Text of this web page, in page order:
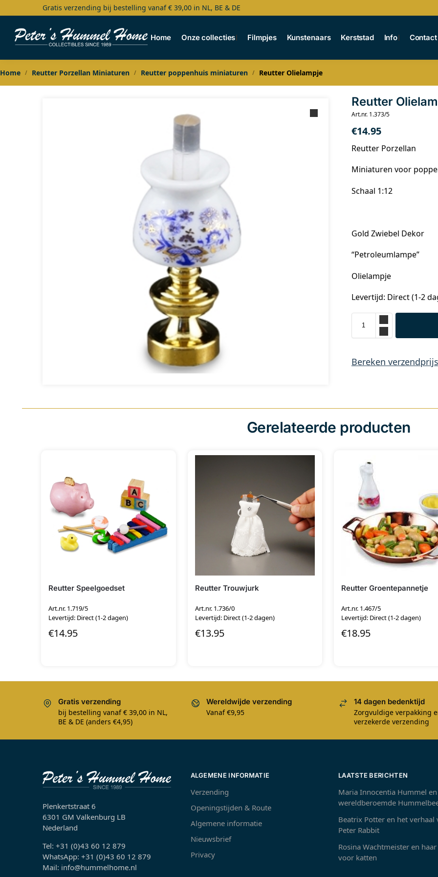
Gratis verzending bij bestelling vanaf € 39,00 in NL, BE & DE
Home Onze collecties Filmpjes Kunstenaars Kerststad Info Contact
Search
Home / Reutter Porzellan Miniaturen / Reutter poppenhuis miniaturen / Reutter Olielampje
Reutter
Art.nr. 1.373/5
€14.95
Reutter Porzellan
Miniaturen voor
Schaal 1:12
Gold Zwiebel Dekor
“Petroleumlampe”
Olielampje
Levertijd: Direct (1-2
Bereken verzendprijs
Gerelateerde producten
Reutter Speelgoedset
Art.nr. 1.719/5
Levertijd: Direct (1-2 dagen)
€14.95
Reutter Trouwjurk
Art.nr. 1.736/0
Levertijd: Direct (1-2 dagen)
€13.95
Reutter Groentepannetje
Art.nr. 1.467/5
Levertijd: Direct (1-2 dagen)
€18.95
Gratis verzending
bij bestelling vanaf € 39,00 in NL,
BE & DE (anders €4,95)
Wereldwijde verzending
Vanaf €9,95
14 dagen bedenktijd
Zorgvuldige verpakking
verzekerde verzending
Plenkertstraat 6
6301 GM Valkenburg LB
Nederland
Tel: +31 (0)43 60 12 879
WhatsApp: +31 (0)43 60 12 879
Mail: info@hummelhome.nl
ALGEMENE INFORMATIE
Verzending
Openingstijden & Route
Algemene informatie
Nieuwsbrief
Privacy
LAATSTE BERICHTEN
Maria Innocentia Hummel
wereldberoemde
Beatrix Potter en het verhaal
Peter Rabbit
Rosina Wachtmeister en
voor katten